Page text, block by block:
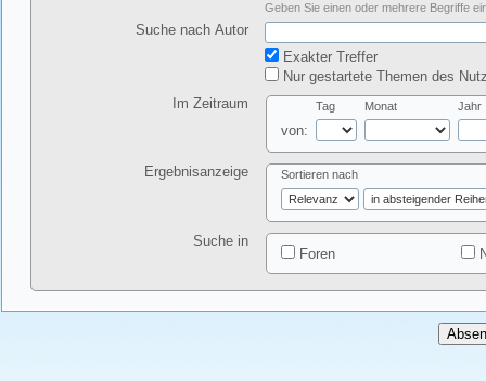
Geben Sie einen oder mehrere Begriffe
Suche nach Autor
Exakter Treffer
Nur gestartete Themen des
Im Zeitraum
von:
Tag Monat Jahr
Ergebnisanzeige Sortieren nach
Suche in
Foren